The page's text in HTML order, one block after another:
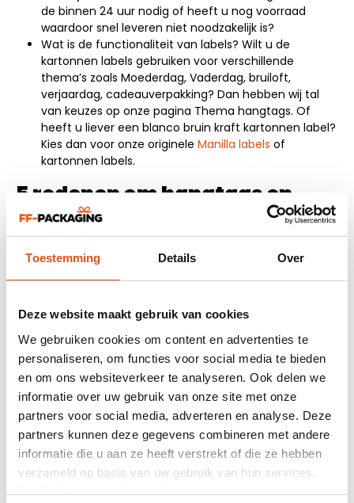
Toestemming Details Over
Deze website maakt gebruik van cookies
We gebruiken cookies om content en advertenties te
personaliseren, om functies voor social media te bieden
en om ons websiteverkeer te analyseren. Ook delen we
informatie over uw gebruik van onze site met onze
partners voor social media, adverteren en analyse. Deze
partners kunnen deze gegevens combineren met andere
informatie die u aan ze heeft verstrekt of die ze hebben
verzameld op basis van uw gebruik van hun services.
Bekijk hier decookiemelding.
de binnen 24 uur nodig of heeft u nog voorraad
waardoor snel leveren niet noodzakelijk is?
Wat is de functionaliteit van labels? Wilt u de
kartonnen labels gebruiken voor verschillende
thema’s zoals Moederdag, Vaderdag, bruiloft,
verjaardag, cadeauverpakking? Dan hebben wij tal
van keuzes op onze pagina Thema hangtags. Of
heeft u liever een blanco bruin kraft kartonnen label?
Kies dan voor onze originele Manilla labels of
kartonnen labels.
5 redenen om hangtags en
manilla labels te kopen.
Ecologisch.
Alle kartonnen labels, hangtags en manilla labels die
wij produceren zijn gemaakt van gerecycled
Gebruiksvriendelijk.
Een hangtag en manilla label is makkelijk in gebruik. U
knoopt d.m.v. een touwtje of koordje de kartonnen
label eenvoudig om een product heen.
Goedkoop.
Al onze kartonnen labels zijn relatief goedkoop.
Doordat wij alle kartonnen label in grote oplages
produceren kunnen wij de labels tegen lage prijzen in
de markt wegzetten.
Snelle levertijd.
Wij kunnen uw hangtag snel leveren. Hoe snel?
Dezelfde dag als het nodig is! Doordat wij grote